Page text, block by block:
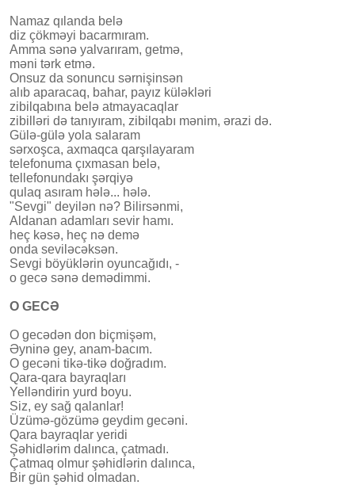
Namaz qılanda belə
diz çökməyi bacarmıram.
Amma sənə yalvarıram, getmə,
məni tərk etmə.
Onsuz da sonuncu sərnişinsən
alıb aparacaq, bahar, payız küləkləri
zibilqabına belə atmayacaqlar
zibilləri də tanıyıram, zibilqabı mənim, ərazi də.
Gülə-gülə yola salaram
sərxoşca, axmaqca qarşılayaram
telefonuma çıxmasan belə,
tellefonundakı şərqiyə
qulaq asıram hələ... hələ.
"Sevgi" deyilən nə? Bilirsənmi,
Aldanan adamları sevir hamı.
heç kəsə, heç nə demə
onda seviləcəksən.
Sevgi böyüklərin oyuncağıdı, -
o gecə sənə demədimmi.
O GECƏ
O gecədən don biçmişəm,
Əyninə gey, anam-bacım.
O gecəni tikə-tikə doğradım.
Qara-qara bayraqları
Yelləndirin yurd boyu.
Siz, ey sağ qalanlar!
Üzümə-gözümə geydim gecəni.
Qara bayraqlar yeridi
Şəhidlərim dalınca, çatmadı.
Çatmaq olmur şəhidlərin dalınca,
Bir gün şəhid olmadan.